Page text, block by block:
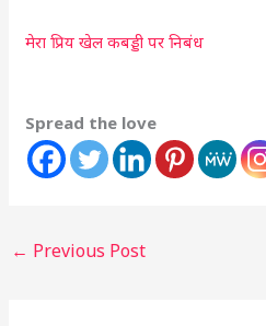
मेरा प्रिय खेल कबड्डी पर निबंध
Spread the love
← Previous Post